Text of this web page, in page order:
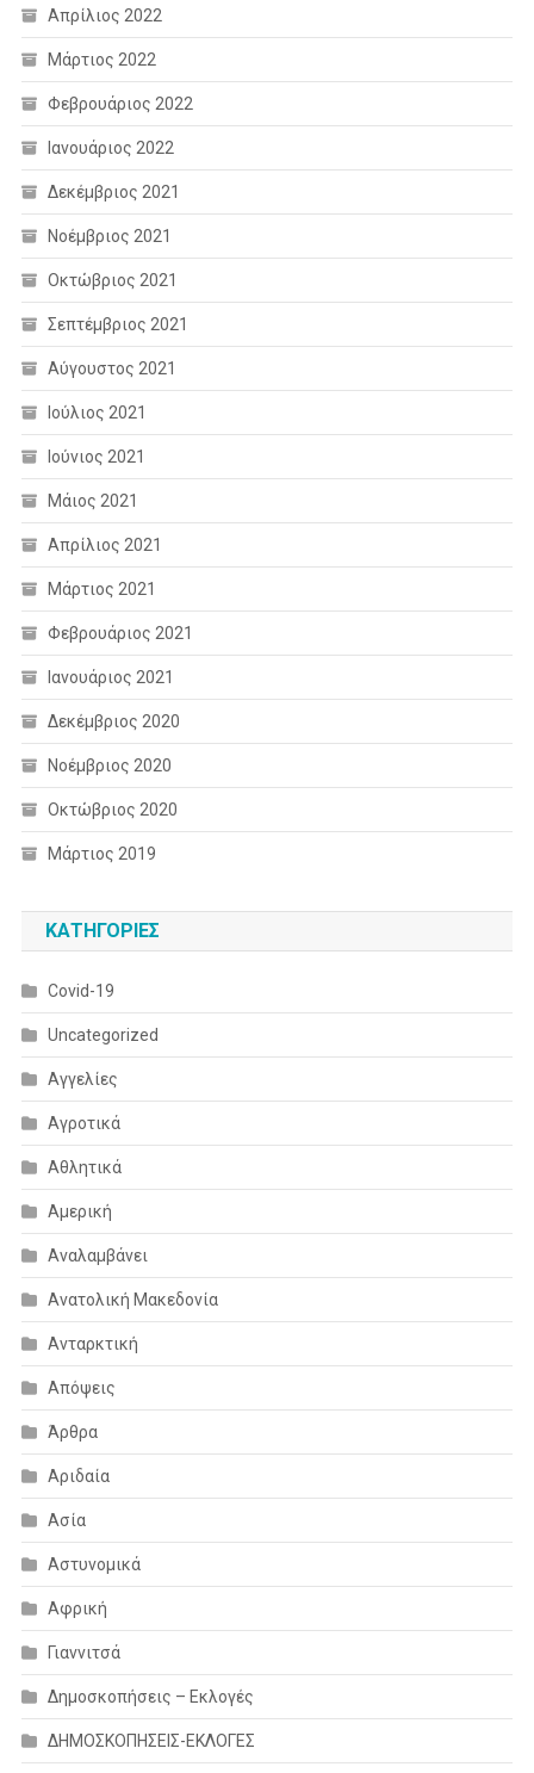
Απρίλιος 2022
Μάρτιος 2022
Φεβρουάριος 2022
Ιανουάριος 2022
Δεκέμβριος 2021
Νοέμβριος 2021
Οκτώβριος 2021
Σεπτέμβριος 2021
Αύγουστος 2021
Ιούλιος 2021
Ιούνιος 2021
Μάιος 2021
Απρίλιος 2021
Μάρτιος 2021
Φεβρουάριος 2021
Ιανουάριος 2021
Δεκέμβριος 2020
Νοέμβριος 2020
Οκτώβριος 2020
Μάρτιος 2019
KΑΤΗΓΟΡΊΕΣ
Covid-19
Uncategorized
Αγγελίες
Αγροτικά
Αθλητικά
Αμερική
Αναλαμβάνει
Ανατολική Μακεδονία
Ανταρκτική
Απόψεις
Άρθρα
Αριδαία
Ασία
Αστυνομικά
Αφρική
Γιαννιτσά
Δημοσκοπήσεις – Εκλογές
ΔΗΜΟΣΚΟΠΗΣΕΙΣ-ΕΚΛΟΓΕΣ